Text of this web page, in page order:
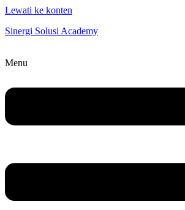
Lewati ke konten
Sinergi Solusi Academy
Menu